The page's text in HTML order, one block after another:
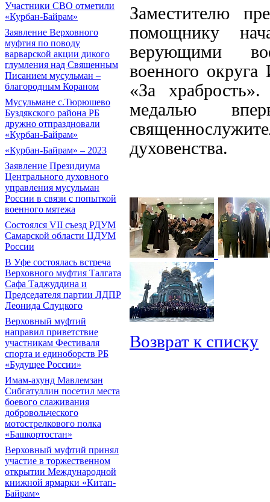
Участники СВО отметили
«Курбан-Байрам»
Заявление Верховного
муфтия по поводу
варварской акции дикого
глумления над Священным
Писанием мусульман –
благородным Кораном
Мусульмане с.Тюрюшево
Буздякского района РБ
дружно отпраздновали
«Курбан-Байрам»
«Курбан-Байрам» – 2023
Заявление Президиума
Центрального духовного
управления мусульман
России в связи с попыткой
военного мятежа
Состоялся VII съезд РДУМ
Самарской области ЦДУМ
России
В Уфе состоялась встреча
Верховного муфтия Талгата
Сафа Таджуддина и
Председателя партии ЛДПР
Леонида Слуцкого
Верховный муфтий
направил приветствие
участникам Фестиваля
спорта и единоборств РБ
«Будущее России»
Имам-ахунд Мавлемзан
Сибгатуллин посетил места
боевого слаживания
добровольческого
мотострелкового полка
«Башкортостан»
Верховный муфтий принял
участие в торжественном
открытии Международной
книжной ярмарки «Китап-
Байрам»
Заместителю
помощнику
верующими
военного
«За
медалью
духовенства.
Возврат к списку